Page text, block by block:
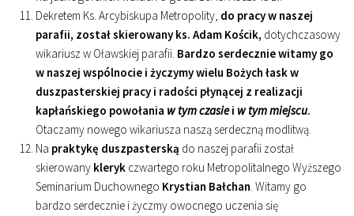
Dekretem Ks. Arcybiskupa Metropolity, do pracy w naszej
parafii, został skierowany ks. Adam Kościk, dotychczasowy
wikariusz w Oławskiej parafii. Bardzo serdecznie witamy go
w naszej wspólnocie i życzymy wielu Bożych łask w
duszpasterskiej pracy i radości płynącej z realizacji
kapłańskiego powołania w tym czasiei w tym miejscu.
Otaczamy nowego wikariusza naszą serdeczną modlitwą.
Na praktykę duszpasterską do naszej parafii został
skierowany kleryk czwartego roku Metropolitalnego Wyższego
Seminarium Duchownego Krystian Bałchan. Witamy go
bardzo serdecznie i życzmy owocnego uczenia się